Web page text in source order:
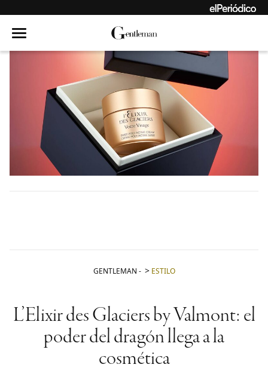
GENTLEMAN - ESTILO
L’Elixir des Glaciers by Valmont: el
poder del dragón llega a la
cosmética